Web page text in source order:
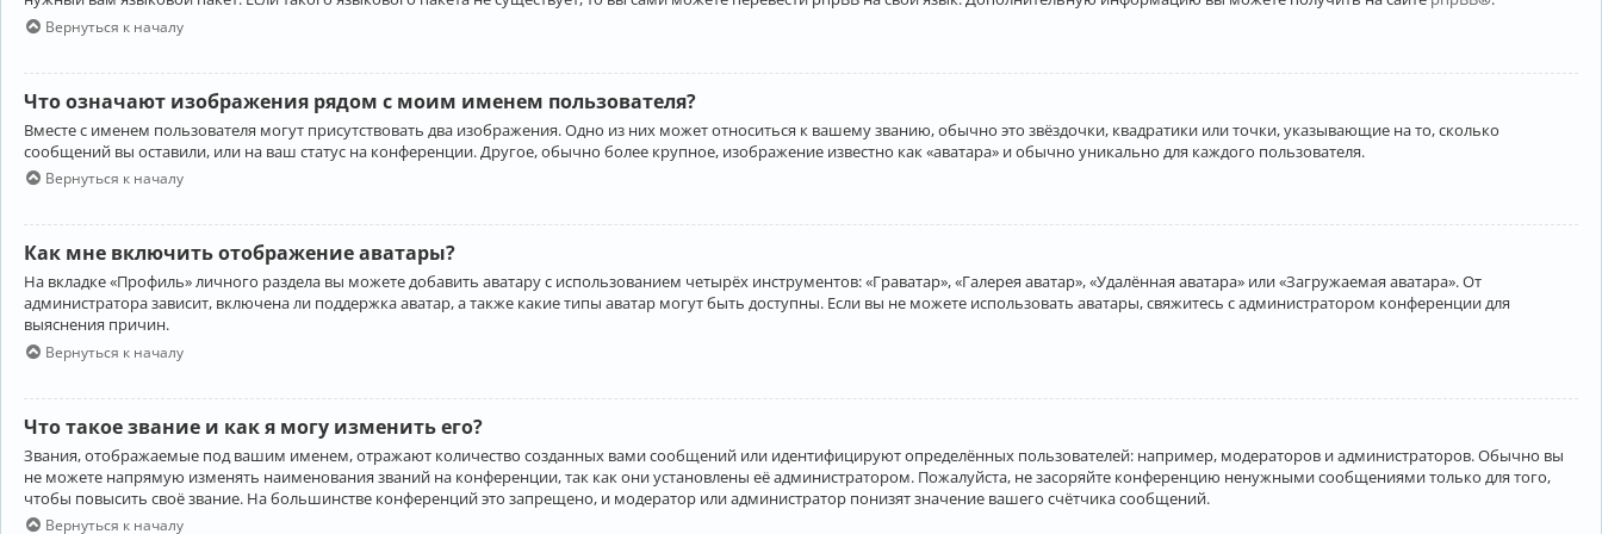
Вернуться к началу
Что означают изображения рядом с моим именем пользователя?
Вместе с именем пользователя могут присутствовать два изображения. Одно из них может относиться к вашему званию, обычно это звёздочки, квадратики или точки, указывающие на то, сколько
сообщений вы оставили, или на ваш статус на конференции. Другое, обычно более крупное, изображение известно как «аватара» и обычно уникально для каждого пользователя.
Вернуться к началу
Как мне включить отображение аватары?
На вкладке «Профиль» личного раздела вы можете добавить аватару с использованием четырёх инструментов: «Граватар», «Галерея аватар», «Удалённая аватара» или «Загружаемая аватара». От
администратора зависит, включена ли поддержка аватар, а также какие типы аватар могут быть доступны. Если вы не можете использовать аватары, свяжитесь с администратором конференции для
выяснения причин.
Вернуться к началу
Что такое звание и как я могу изменить его?
Звания, отображаемые под вашим именем, отражают количество созданных вами сообщений или идентифицируют определённых пользователей: например, модераторов и администраторов. Обычно вы
не можете напрямую изменять наименования званий на конференции, так как они установлены её администратором. Пожалуйста, не засоряйте конференцию ненужными сообщениями только для того,
чтобы повысить своё звание. На большинстве конференций это запрещено, и модератор или администратор понизят значение вашего счётчика сообщений.
Вернуться к началу